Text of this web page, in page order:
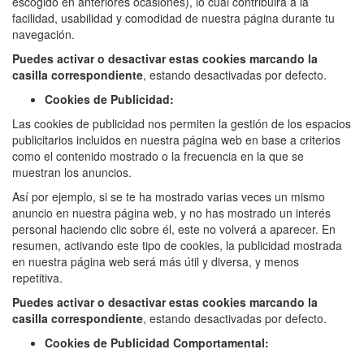
facilidad, usabilidad y comodidad de nuestra página durante tu
navegación.
Puedes activar o desactivar estas cookies marcando la
casilla correspondiente, estando desactivadas por defecto.
Cookies de Publicidad:
Las cookies de publicidad nos permiten la gestión de los espacios
publicitarios incluidos en nuestra página web en base a criterios
como el contenido mostrado o la frecuencia en la que se
muestran los anuncios.
Así por ejemplo, si se te ha mostrado varias veces un mismo
anuncio en nuestra página web, y no has mostrado un interés
personal haciendo clic sobre él, este no volverá a aparecer. En
resumen, activando este tipo de cookies, la publicidad mostrada
en nuestra página web será más útil y diversa, y menos
repetitiva.
Puedes activar o desactivar estas cookies marcando la
casilla correspondiente, estando desactivadas por defecto.
Cookies de Publicidad Comportamental: